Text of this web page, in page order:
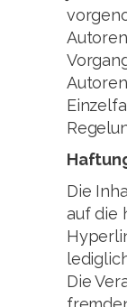
Die
auf die
Die